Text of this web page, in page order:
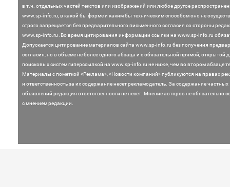
в т.ч. отдельных частей текстов или изображений или любое другое
www.sp-info.ru, в какой бы форме и каким бы техническим способом оно не
строго запрещается без предварительного письменного согласия со стороны
www.sp-info.ru .Во время цитирования информации ссылки на www.sp-info.ru
Допускается цитирование материалов сайта www.sp-info.ru без получения
согласия, но в объеме не более одного абзаца и с обязательной прямой, открытой
поисковых систем гиперссылкой на www.sp-info.ru не ниже, чем во втором абзаце
Материалы с пометкой «Реклама», «Новости компаний» публикуются на правах
и ответственность за их содержание несет рекламодатель. За содержание частных
объявлений редакция ответственности не несет. Мнениеавторов не обязательно
с мнением редакции.